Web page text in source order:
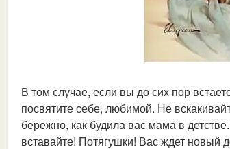
В том случае, если вы до сих пор
посвятите себе, любимой. Не
бережно, как будила вас мама в
вставайте! Потягушки! Вас ждет новый